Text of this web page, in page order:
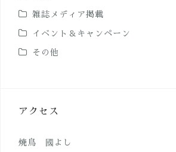
雑誌メディア掲載
イベント＆キャンペーン
その他
アクセス
焼鳥 國よし